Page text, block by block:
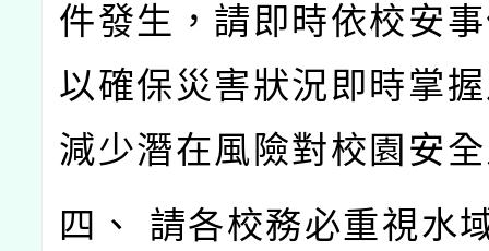
件發生，請即時依校安
以確保災害狀況即時掌
減少潛在風險對校園安
四、 請各校務必重視水